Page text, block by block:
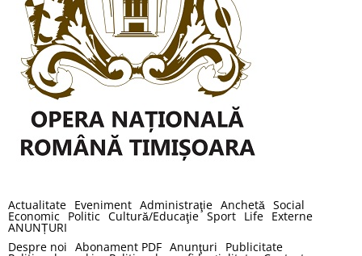
Actualitate Eveniment Administraţie Anchetă Social
Economic Politic Cultură/Educaţie Sport Life Externe
ANUNȚURI
Despre noi Abonament PDF Anunţuri Publicitate